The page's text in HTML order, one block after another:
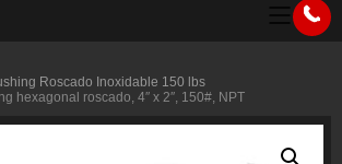
Roscado Inoxidable 150 lbs
hexagonal roscado, 4″ x 2″, 150#, NPT